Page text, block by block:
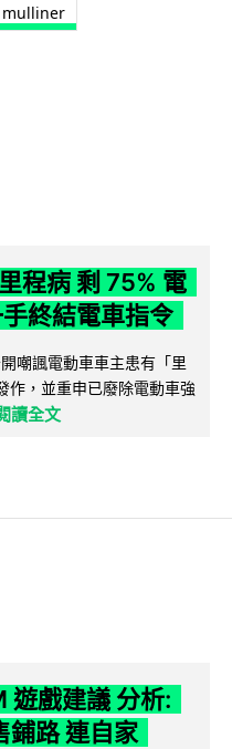
mulliner
程病 剩 75% 電
終結電車指令
嘲諷電動車車主患有「里
作，並重申已廢除電動車強
讀全文
遊戲建議 分析:
路 連自家